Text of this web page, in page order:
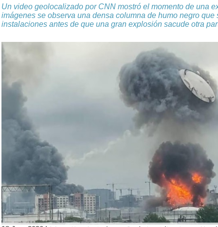
Un video geolocalizado por CNN mostró el momento de una
imágenes se observa una densa columna de humo negro
instalaciones antes de que una gran explosión sacude otra